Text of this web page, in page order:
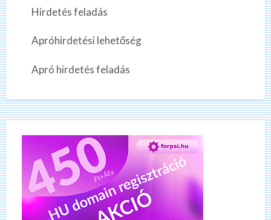
Hirdetés feladás
Apróhirdetési lehetőség
Apró hirdetés feladás